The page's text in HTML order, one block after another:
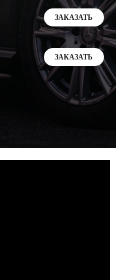
ЗАКАЗАТЬ
ЗАКАЗАТЬ